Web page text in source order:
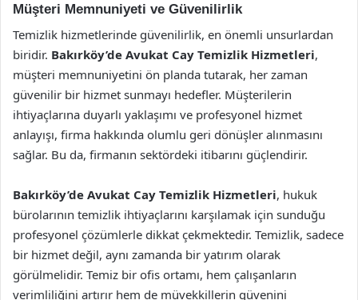
Müşteri Memnuniyeti ve Güvenilirlik
Temizlik hizmetlerinde güvenilirlik, en önemli unsurlardan
biridir. Bakırköy’de Avukat Cay Temizlik Hizmetleri,
müşteri memnuniyetini ön planda tutarak, her zaman
güvenilir bir hizmet sunmayı hedefler. Müşterilerin
ihtiyaçlarına duyarlı yaklaşımı ve profesyonel hizmet
anlayışı, firma hakkında olumlu geri dönüşler alınmasını
sağlar. Bu da, firmanın sektördeki itibarını güçlendirir.
Bakırköy’de Avukat Cay Temizlik Hizmetleri, hukuk
bürolarının temizlik ihtiyaçlarını karşılamak için sunduğu
profesyonel çözümlerle dikkat çekmektedir. Temizlik, sadece
bir hizmet değil, aynı zamanda bir yatırım olarak
görülmelidir. Temiz bir ofis ortamı, hem çalışanların
verimliliğini artırır hem de müvekkillerin güvenini